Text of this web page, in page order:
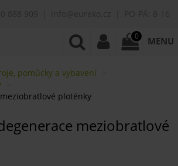
0 MENU
pomůcky a vybavení
ploténky
meziobratlové